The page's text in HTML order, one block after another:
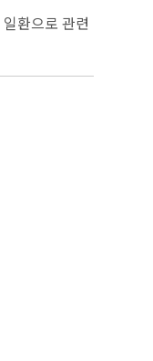
환으로 관련
례법, 형법,
(성희롱은 1개